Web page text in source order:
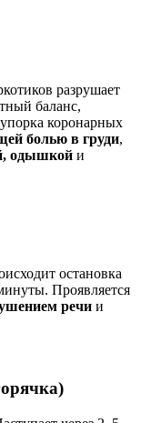
разрушает
баланс,
коронарных
болью в груди,
одышкой и
остановка
Проявляется
речи и